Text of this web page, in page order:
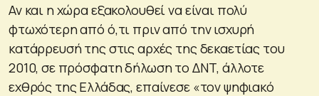
Αν και η χώρα εξακολουθεί να είναι πολύ
φτωχότερη από ό,τι πριν από την ισχυρή
κατάρρευσή της στις αρχές της δεκαετίας του
2010, σε πρόσφατη δήλωση το ΔΝΤ, άλλοτε
εχθρός της Ελλάδας, επαίνεσε «τον ψηφιακό